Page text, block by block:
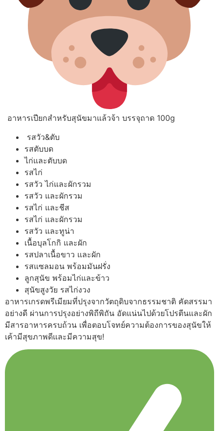
อาหารเปียกสำหรับสุนัขมาแล้วจ้า บรรจุถาด 100g
รสวัว&ตับ
รสตับบด
ไก่และตับบด
รสไก่
รสวัว ไก่และผักรวม
รสวัว และผักรวม
รสไก่ และชีส
รสไก่ และผักรวม
รสวัว และทูน่า
เนื้อบุลโกกิ และผัก
รสปลาเนื้อขาว และผัก
รสแซลมอน พร้อมมันฝรั่ง
ลูกสุนัข พร้อมไก่และข้าว
สุนัขสูงวัย รสไก่งวง
อาหารเกรดพรีเมียมที่ปรุงจากวัตถุดิบจากธรรมชาติ คัดสรรมา
อย่างดี ผ่านการปรุงอย่างพิถีพิถัน อัดแน่นไปด้วยโปรตีนและผัก
มีสารอาหารครบถ้วน เพื่อตอบโจทย์ความต้องการของสุนัขให้
เค้ามีสุขภาพดีและมีความสุข!